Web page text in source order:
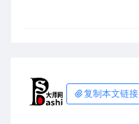
复制本文链接